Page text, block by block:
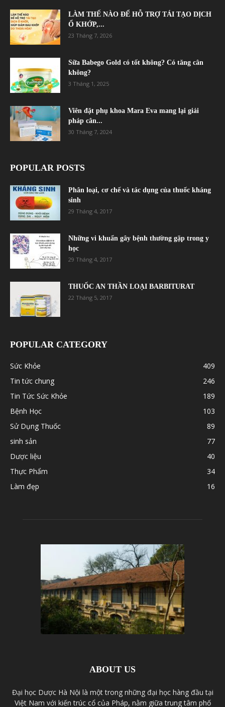
LÀM THẾ NÀO ĐỂ HỖ TRỢ TÁI TẠO DỊCH
Ổ KHỚP,...
23 Tháng 7, 2026
Sữa Babego Gold có tốt không? Có tăng cân
không?
3 Tháng 1, 2025
Viên đặt phụ khoa Mara Eva mang lại giải
pháp cân...
30 Tháng 7, 2024
POPULAR POSTS
Phân loại, cơ chế và tác dụng của thuốc kháng
sinh
29 Tháng 4, 2017
Những vi khuẩn gây bệnh thường gặp trong y
học
29 Tháng 4, 2017
THUỐC AN THẦN LOẠI BARBITURAT
22 Tháng 5, 2017
POPULAR CATEGORY
Sức Khỏe
409
Tin tức chung
246
Tin Tức Sức Khỏe
189
Bệnh Học
103
Sử Dụng Thuốc
89
sinh sản
77
Dược liệu
40
Thực Phẩm
34
Làm đẹp
16
ABOUT US
Đại học Dược Hà Nội là một trong những đại học hàng đầu tại
Việt Nam với kiến trúc cổ của Pháp, nằm giữa trung tâm phố